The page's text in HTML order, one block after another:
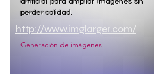
artificial para ampliar imágenes sin
perder calidad.
http://www.imglarger.com/
Generación de imágenes